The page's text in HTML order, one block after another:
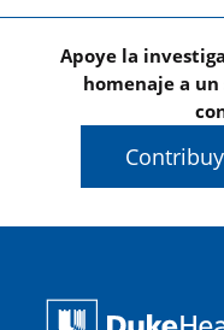
Apoye la
homenaje a